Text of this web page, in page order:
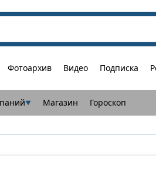
Фотоархив Видео Подписка
▼ Магазин Гороскоп